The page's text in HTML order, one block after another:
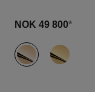
NOK 49 800*
variant (2)